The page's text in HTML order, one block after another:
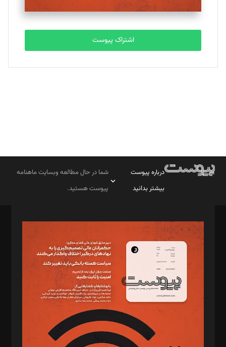
مصطفی مسجدی آرانی
تحریریه
بابک نقاش
تحریریه
اشتراک پیوست
درباره پیوست
بیشتر بدانید
شما در حال مطالعه وبسایت ماهنامه
پیوست هستید.
مدیر مسئول: محمدباقر اثنی‌عشری
سردبیر: مهرک محمودی
دبیر تحریریه: میثم قاسمی
د‌بیر ناداستان: سمانه سمیع
د‌بیر خدمت و تجارت: ابوالفضل رجبی
د‌بیر حقوق فناوری: حسام‌الدین ایپکچی
د‌بیر پیوست جهان: مینا پاکدل
د‌بیر تحریریه آنلاین: بابک نقاش
تحریریه‌: مجتبی محمود‌ی، آرش برهمند، یسنا امان‌پور، سروش کرمیان،